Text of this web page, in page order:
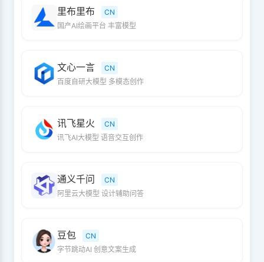
里布里布
CN
国产AI绘画平台 丰富模型
文心一言
CN
百度自研大模型 多模态创作
讯飞星火
CN
讯飞AI大模型 语音交互创作
通义千问
CN
阿里云大模型 设计辅助问答
豆包
CN
字节跳动AI 创意文案生成